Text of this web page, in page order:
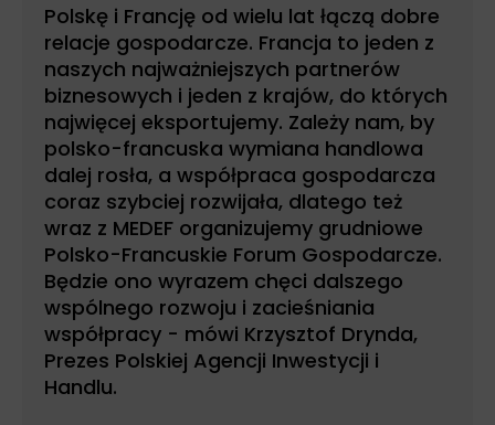
Polskę i Francję od wielu lat łączą dobre
relacje gospodarcze. Francja to jeden z
naszych najważniejszych partnerów
biznesowych i jeden z krajów, do których
najwięcej eksportujemy. Zależy nam, by
polsko-francuska wymiana handlowa
dalej rosła, a współpraca gospodarcza
coraz szybciej rozwijała, dlatego też
wraz z MEDEF organizujemy grudniowe
Polsko-Francuskie Forum Gospodarcze.
Będzie ono wyrazem chęci dalszego
wspólnego rozwoju i zacieśniania
współpracy - mówi Krzysztof Drynda,
Prezes Polskiej Agencji Inwestycji i
Handlu.